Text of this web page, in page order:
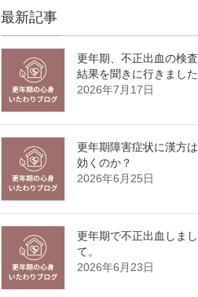
最新記事
更年期、不正出血の検査
結果を聞きに行きました
2026年7月17日
更年期障害症状に漢方は
効くのか？
2026年6月25日
更年期で不正出血しまし
て。
2026年6月23日